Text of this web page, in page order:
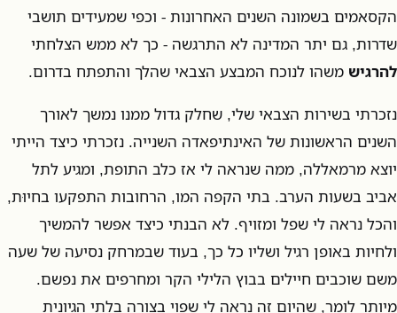
הקסאמים בשמונה השנים האחרונות - וכפי שמעידים תושבי
שדרות, גם יתר המדינה לא התרגשה - כך לא ממש הצלחתי
להרגיש משהו לנוכח המבצע הצבאי שהלך והתפתח בדרום.
נזכרתי בשירות הצבאי שלי, שחלק גדול ממנו נמשך לאורך
השנים הראשונות של האינתיפאדה השנייה. נזכרתי כיצד הייתי
יוצא מרמאללה, ממה שנראה לי אז כלב התופת, ומגיע לתל
אביב בשעות הערב. בתי הקפה המו, הרחובות התפקעו בחיוּת,
והכל נראה לי שפל ומזויף. לא הבנתי כיצד אפשר להמשיך
ולחיות באופן רגיל ושליו כל כך, בעוד שבמרחק נסיעה של שעה
משם שוכבים חיילים בבוץ הלילי הקר ומחרפים את נפשם.
מיותר לומר, שהיום זה נראה לי שפוי בצורה בלתי הגיונית